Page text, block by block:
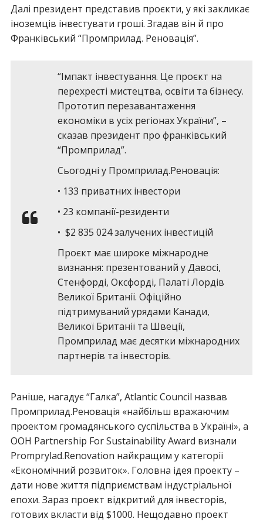
Далі президент представив проєкти, у які закликає
іноземців інвестувати гроші. Згадав він й про
Франківський “Промприлад. Реновація”.
“Імпакт інвестування. Це проєкт на
перехресті мистецтва, освіти та бізнесу.
Прототип перезавантаження
економіки в усіх регіонах України”, –
сказав президент про франківський
“Промприлад”.
Сьогодні у Промприлад.Реновація:
• 133 приватних інвестори
• 23 компанії-резиденти
• $2 835 024 залучених інвестицій
Проєкт має широке міжнародне
визнання: презентований у Давосі,
Стенфорді, Оксфорді, Палаті Лордів
Великої Британії. Офіційно
підтримуваний урядами Канади,
Великої Британії та Швеції,
Промприлад має десятки міжнародних
партнерів та інвесторів.
Раніше, нагадує “Галка”, Atlantic Council назвав
Промприлад.Реновація «найбільш вражаючим
проектом громадянського суспільства в Україні», а
ООН Partnership For Sustainability Award визнали
Promprylad.Renovation найкращим у категорії
«Економічний розвиток». Головна ідея проекту –
дати нове життя підприємствам індустріальної
епохи. Зараз проект відкритий для інвесторів,
готових вкласти від $1000. Нещодавно проект